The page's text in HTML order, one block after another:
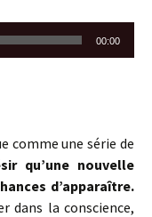
00:00
comme une série de
qu’une nouvelle
d’apparaître.
dans la conscience,